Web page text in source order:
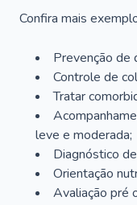
Confira mais
Prevenção de
Controle de
Tratar
leve e moderada;
Diagnóstico
Orientação
Avaliação pré